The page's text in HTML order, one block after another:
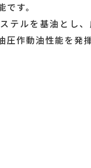
す。
テルを基油とし
圧作動油性能を発揮